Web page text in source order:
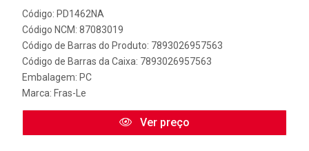
Código: PD1462NA
Código NCM: 87083019
Código de Barras do Produto: 7893026957563
Código de Barras da Caixa: 7893026957563
Embalagem: PC
Marca: Fras-Le
Ver preço